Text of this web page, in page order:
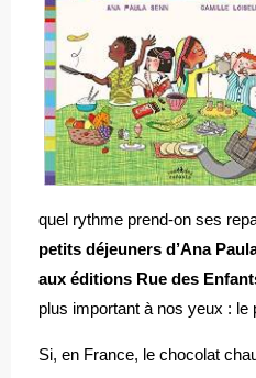
quel rythme prend-on ses
petits déjeuners d’Ana
aux éditions Rue des
plus important à nos yeux : le
Si, en France, le chocolat